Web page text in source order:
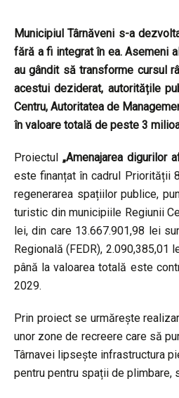
Municipiul Târnăveni s-a
fără a fi integrat în ea. Asemeni
au gândit să transforme cursul
acestui deziderat, autoritățile
Centru, Autoritatea de
în valoare totală de peste 3
Proiectul „Amenajarea digurilor
este finanțat în cadrul Priorității
regenerarea spațiilor publice,
turistic din municipiile Regiunii
lei, din care 13.667.901,98 lei
Regională (FEDR),
până la valoarea totală este
2029.
Prin proiect se urmărește
unor zone de recreere care să
Târnavei lipsește infrastructura
pentru pentru spații de plimbare,